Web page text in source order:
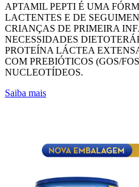
APTAMIL PEPTI É UMA
LACTENTES E DE
CRIANÇAS DE PRIMEIRA
NECESSIDADES
PROTEÍNA LÁCTEA
COM PREBIÓTICOS (GOS/
NUCLEOTÍDEOS.
Saiba mais